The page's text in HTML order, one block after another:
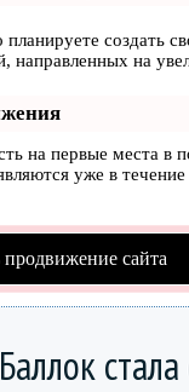
создать
направленных на
на первые места в
уже в
продвижение сайта